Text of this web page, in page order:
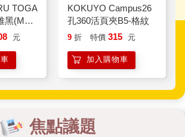
TOGA
黑(M5-
元
KOKUYO Campus26
孔360活頁夾B5-格紋
9 折 特價 315 元
加入購物車
焦點議題